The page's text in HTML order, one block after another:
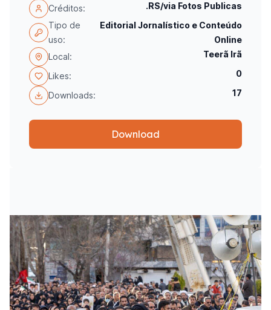
Créditos:
.RS/via Fotos Publicas
Tipo de
uso:
Editorial Jornalístico e Conteúdo
Online
Local:
Teerã Irã
Likes: 0
Downloads: 17
Download